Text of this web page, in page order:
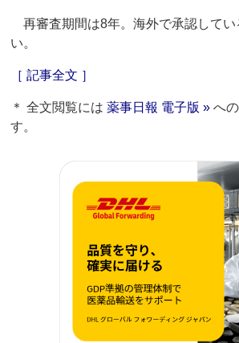
再審査期間は8年。海外で承認してい
い。
［ 記事全文 ］
＊ 全文閲覧には薬事日報 電子版 » へ
す。